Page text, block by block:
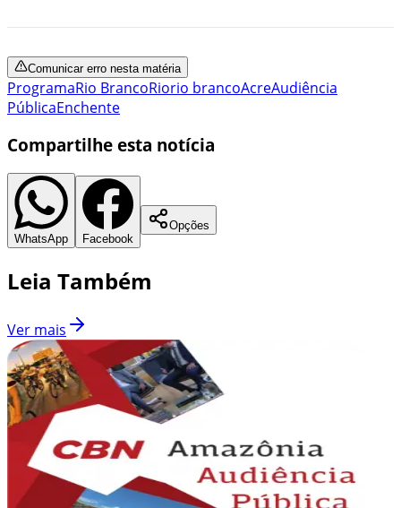
Comunicar erro nesta matéria
ProgramaRio BrancoRiorio brancoAcreAudiência
PúblicaEnchente
Compartilhe esta notícia
WhatsApp Facebook
Opções
Leia Também
Ver mais